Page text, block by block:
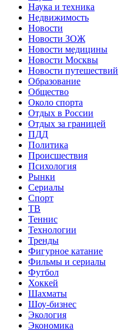
Наука и техника
Недвижимость
Новости
Новости ЗОЖ
Новости медицины
Новости Москвы
Новости путешествий
Образование
Общество
Около спорта
Отдых в России
Отдых за границей
ПДД
Политика
Происшествия
Психология
Рынки
Сериалы
Спорт
ТВ
Теннис
Технологии
Тренды
Фигурное катание
Фильмы и сериалы
Футбол
Хоккей
Шахматы
Шоу-бизнес
Экология
Экономика